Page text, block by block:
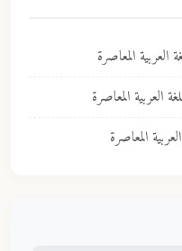
المعاصرة
العربية المعاصرة
المعاصرة